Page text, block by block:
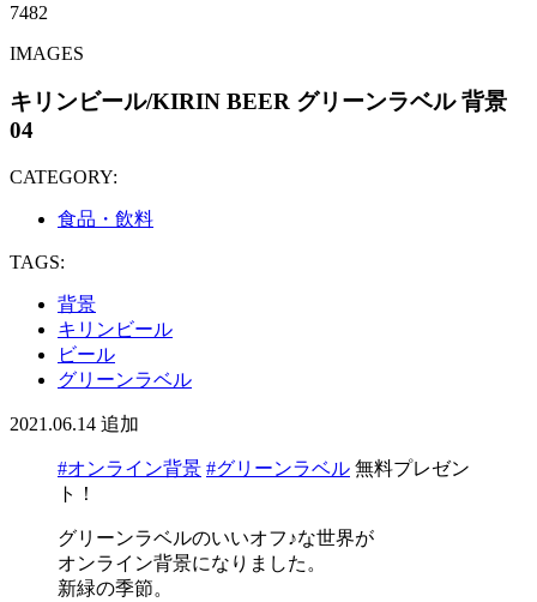
7482
IMAGES
キリンビール/KIRIN BEER グリーンラベル 背景
04
CATEGORY:
食品・飲料
TAGS:
背景
キリンビール
ビール
グリーンラベル
2021.06.14 追加
#オンライン背景 #グリーンラベル 無料プレゼン
ト！
グリーンラベルのいいオフ♪な世界が
オンライン背景になりました。
新緑の季節。